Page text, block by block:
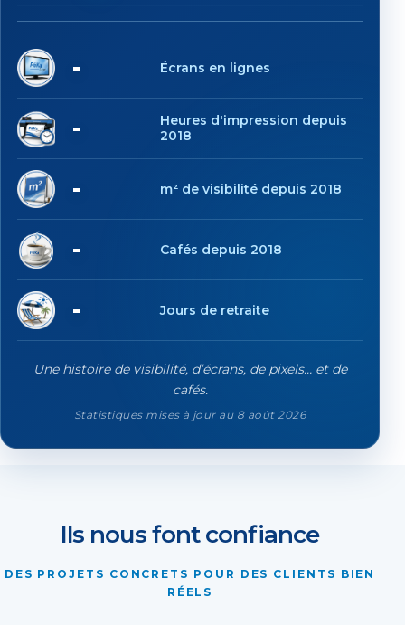
6 Écrans en lignes
1'025
Heures d'impression depuis
2018
6'247 m² de visibilité depuis 2018
19'638 Cafés depuis 2018
84 Jours de retraite
Une histoire de visibilité, d’écrans, de pixels… et de
cafés.
Statistiques mises à jour au 8 août 2026
Ils nous font confiance
DES PROJETS CONCRETS POUR DES CLIENTS BIEN
RÉELS